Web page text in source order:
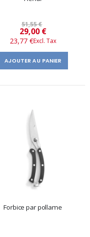
51,55 €
Prix
​​
spécial
29,00 €
23,77 €
AJOUTER AU PANIER
Forbice par pollame